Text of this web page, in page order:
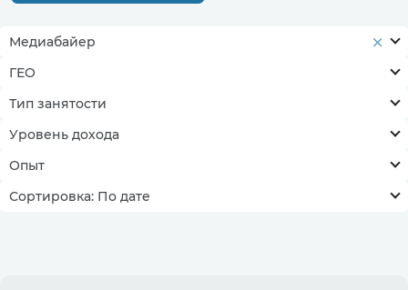
Медиабайер
ГЕО
Тип занятости
Уровень дохода
Опыт
Сортировка: По дате